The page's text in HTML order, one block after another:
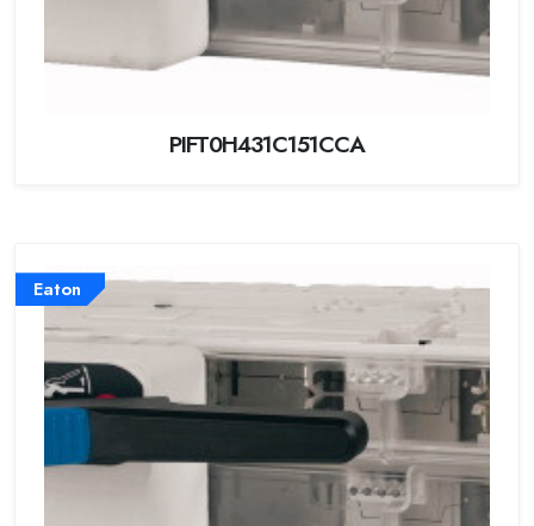
PIFT0H431C151CCA
Eaton